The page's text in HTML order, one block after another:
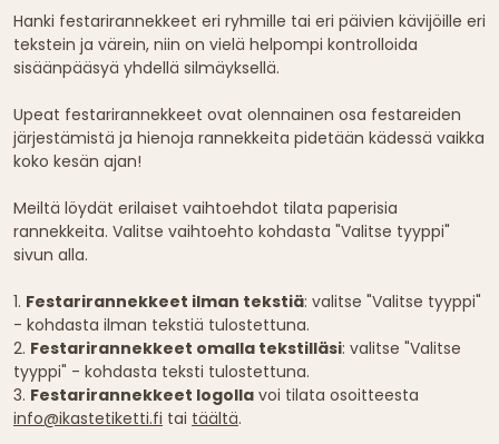
Hanki festarirannekkeet eri ryhmille tai eri päivien kävijöille eri
tekstein ja värein, niin on vielä helpompi kontrolloida
sisäänpääsyä yhdellä silmäyksellä.
Upeat festarirannekkeet ovat olennainen osa festareiden
järjestämistä ja hienoja rannekkeita pidetään kädessä vaikka
koko kesän ajan!
Meiltä löydät erilaiset vaihtoehdot tilata paperisia
rannekkeita. Valitse vaihtoehto kohdasta "Valitse tyyppi"
sivun alla.
1. Festarirannekkeet ilman tekstiä: valitse "Valitse tyyppi"
- kohdasta ilman tekstiä tulostettuna.
2. Festarirannekkeet omalla tekstilläsi: valitse "Valitse
tyyppi" - kohdasta teksti tulostettuna.
3. Festarirannekkeet logolla voi tilata osoitteesta
info@ikastetiketti.fi tai täältä.